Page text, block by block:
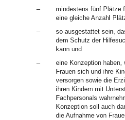
–
mindestens fünf Plätze
eine gleiche Anzahl
–
so ausgestattet sein,
dem Schutz der
kann und
–
eine Konzeption haben,
Frauen sich und ihre
versorgen sowie die
ihren Kindern mit
Fachpersonals
Konzeption soll auch
die Aufnahme von